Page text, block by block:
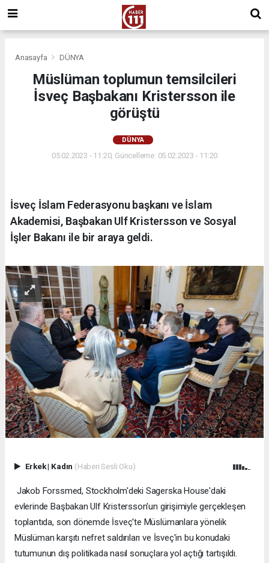
Anasayfa DÜNYA
Müslüman toplumun temsilcileri
İsveç Başbakanı Kristersson ile
görüştü
DÜNYA
05.02.2023 - 11:20, Güncelleme: 05.02.2023 - 11:20
İsveç İslam Federasyonu başkanı ve İslam
Akademisi, Başbakan Ulf Kristersson ve Sosyal
İşler Bakanı ile bir araya geldi.
Erkek| Kadın (Haberi Sesli Oku)
Jakob Forssmed, Stockholm'deki Sagerska House'daki
evlerinde Başbakan Ulf Kristersson'un girişimiyle gerçekleşen
toplantıda, son dönemde İsveç'te Müslümanlara yönelik
Müslüman karşıtı nefret saldırıları ve İsveç'in bu konudaki
tutumunun dış politikada nasıl sonuçlara yol açtığı tartışıldı.